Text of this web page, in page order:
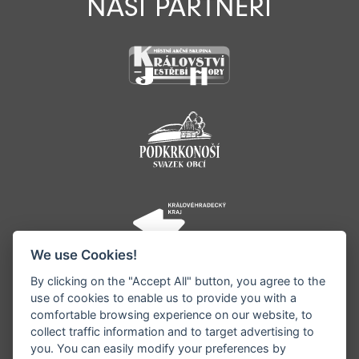
We use Cookies!
By clicking on the "Accept All" button, you agree to the
use of cookies to enable us to provide you with a
comfortable browsing experience on our website, to
collect traffic information and to target advertising to
you. You can easily modify your preferences by